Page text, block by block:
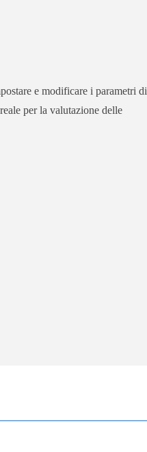
e modificare i parametri di
per la valutazione delle